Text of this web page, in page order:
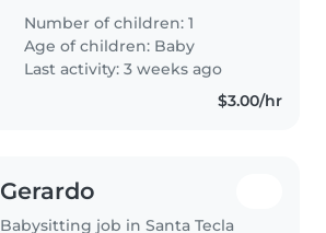
enérgico e inteligente.
Buscamos a alguien con
experiencia que se sienta
cómoda realizando algunas..
Number of children: 1
Age of children: Baby
Last activity: 3 weeks ago
$3.00/hr
Gerardo
Babysitting job in Santa Tecla